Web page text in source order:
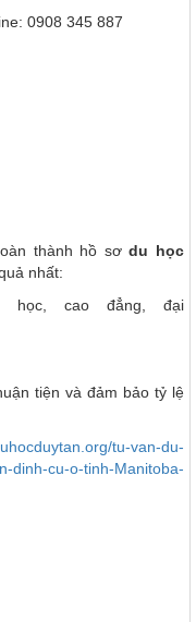
0908 345 887
thành hồ sơdu học
nhất:
học, cao đẳng, đại
tiện và đảm bảo tỷ lệ
tu-van-du-
dinh-cu-o-tinh-Manitoba-